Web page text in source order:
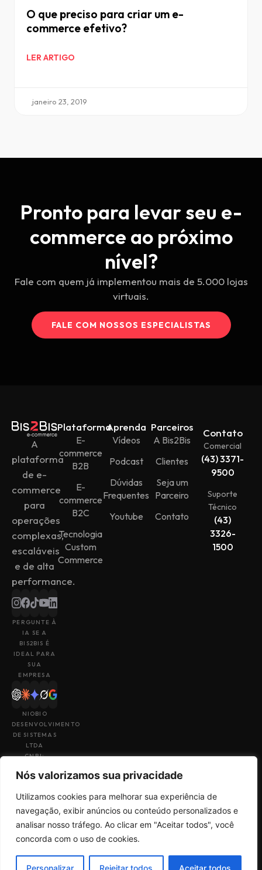
Nós valorizamos sua privacidade
Utilizamos cookies para melhorar sua experiência de
navegação, exibir anúncios ou conteúdo personalizados e
analisar nosso tráfego. Ao clicar em "Aceitar todos", você
concorda com o uso de cookies.
Personalizar Rejeitar todos Aceitar todos
O que preciso para criar um e-
commerce efetivo?
LER ARTIGO
janeiro 23, 2019
Pronto para levar seu e-
commerce ao próximo
nível?
Fale com quem já implementou mais de 5.000 lojas
virtuais.
FALE COM NOSSOS ESPECIALISTAS
A
plataforma
de e-
commerce
para
operações
complexas,
escaláveis
e de alta
performance.
PERGUNTE À
IA SE A
BIS2BIS É
IDEAL PARA
SUA
EMPRESA
NIOBIO
DESENVOLVIMENTO
DE SISTEMAS
LTDA
CNPJ:
49
Plataforma
E-
commerce
B2B
E-
commerce
B2C
Tecnologia
Custom
Commerce
Aprenda
Vídeos
Podcast
Dúvidas
Frequentes
Youtube
Parceiros
A Bis2Bis
Clientes
Seja um
Parceiro
Contato
Contato
Comercial
(43) 3371-
9500
Suporte
Técnico
(43)
3326-
1500
Uma empresa do
grupoBig4Tech
Termos de Uso
Privacidade